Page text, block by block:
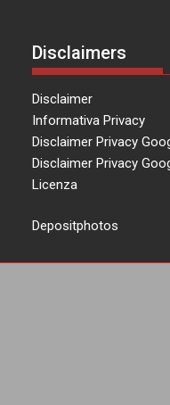
Disclaimers
Disclaimer
Informativa Privacy
Disclaimer Privacy
Disclaimer Privacy
Licenza
Depositphotos